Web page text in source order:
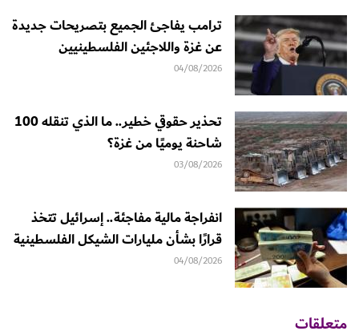
ترامب يفاجئ الجميع بتصريحات جديدة
عن غزة واللاجئين الفلسطينيين
04/08/2026
تحذير حقوقي خطير.. ما الذي تنقله 100
شاحنة يوميًا من غزة؟
03/08/2026
انفراجة مالية مفاجئة.. إسرائيل تتخذ
قرارًا بشأن مليارات الشيكل الفلسطينية
04/08/2026
متعلقات